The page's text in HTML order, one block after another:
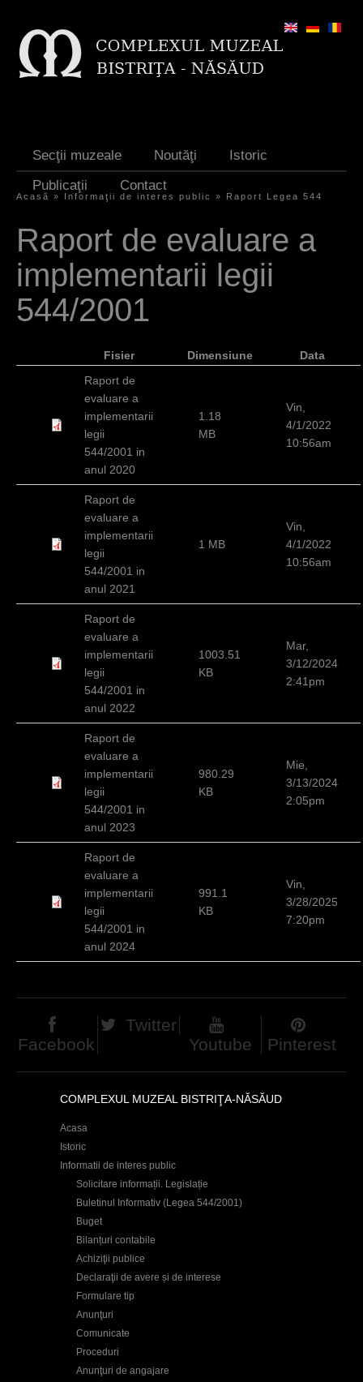
Secţii muzeale Noutăţi
Istoric
Publicaţii
Contact
ş
t
i
a
Acasă » Informaţii de interes public » Raport Legea 544
Raport de evaluare a
implementarii legii
544/2001
Fisier Dimensiune
Data
Raport de
evaluare a
implementarii
legii
544/2001 in
anul 2020
1.18
MB
Vin,
4/1/2022
10:56am
Raport de
evaluare a
implementarii
legii
544/2001 in
anul 2021
1 MB
Vin,
4/1/2022
10:56am
Raport de
evaluare a
implementarii
legii
544/2001 in
anul 2022
1003.51
KB
Mar,
3/12/2024
2:41pm
Raport de
evaluare a
implementarii
legii
544/2001 in
anul 2023
980.29
KB
Mie,
3/13/2024
2:05pm
Raport de
evaluare a
implementarii
legii
544/2001 in
anul 2024
991.1
KB
Vin,
3/28/2025
7:20pm
Facebook
Twitter
Youtube
Pinterest
COMPLEXUL MUZEAL BISTRIŢA-NĂSĂUD
Acasa
Istoric
Informatii de interes public
Solicitare informații. Legislație
Buletinul Informativ (Legea 544/2001)
Buget
Bilanțuri contabile
Achiziţii publice
Declaraţii de avere și de interese
Formulare tip
Anunţuri
Comunicate
Proceduri
Anunţuri de angajare